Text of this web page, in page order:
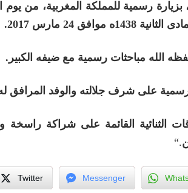
1438ه موافق 24 مارس 2017 .
الله مباحثات رسمية مع ضيفه الكبير .
على شرف جلالته والوفد المرافق
الثنائية القائمة على شراكة راسخة
“.
Twitter Messenger